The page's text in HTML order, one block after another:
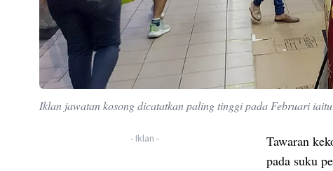
Iklan jawatan kosong dicatatkan paling tinggi pada Februari iaitu
- Iklan -
Tawaran
pada suku